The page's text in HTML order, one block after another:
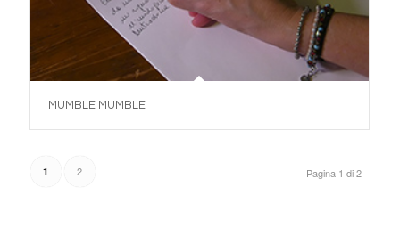
MUMBLE MUMBLE
Pagina 1 di 2
1 2